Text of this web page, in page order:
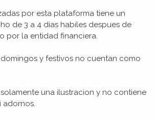
por esta plataforma tiene un
de 3 a 4 dias habiles despues de
por la entidad financiera.
y festivos no cuentan como
una ilustracion y no contiene
adornos.